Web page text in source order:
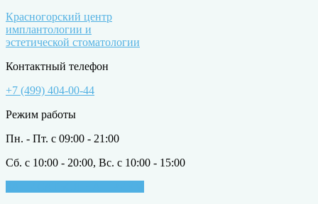
Красногорский центр
имплантологии и
эстетической стоматологии
Контактный телефон
+7 (499) 404-00-44
Режим работы
Пн. - Пт. с 09:00 - 21:00
Сб. с 10:00 - 20:00, Вс. с 10:00 - 15:00